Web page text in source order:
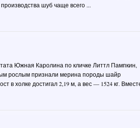
шуб чаще всего ...
Южная Каролина по кличке Литтл Пампкин,
рослым признали мерина породы шайр
в холке достигал 2,19 м, а вес — 1524 кг.